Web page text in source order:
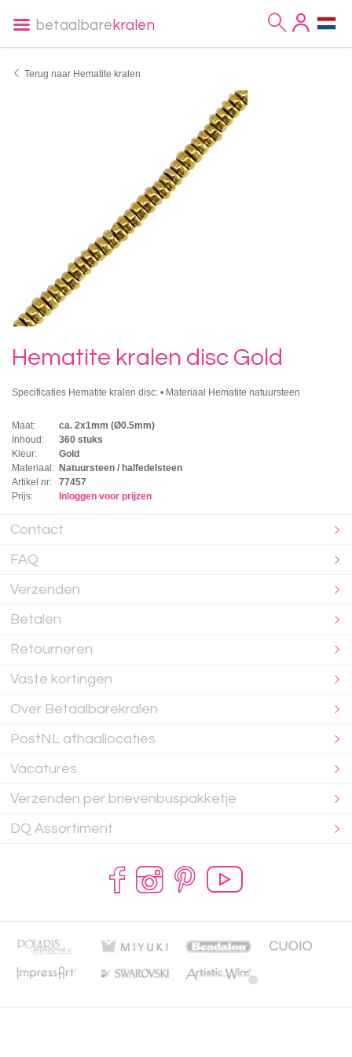
betaalbare kralen
Terug naar Hematite kralen
Hematite kralen disc Gold
Specificaties Hematite kralen disc: • Materiaal Hematite natuursteen
Maat:
ca. 2x1mm (Ø0.5mm)
Inhoud:
360 stuks
Kleur:
Gold
Materiaal: Natuursteen / halfedelsteen
Artikel nr:
77457
Prijs:
Inloggen voor prijzen
Contact
FAQ
Verzenden
Betalen
Retourneren
Vaste kortingen
Over Betaalbarekralen
PostNL afhaallocaties
Vacatures
Verzenden per brievenbuspakketje
DQ Assortiment